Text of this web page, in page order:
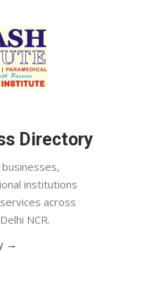
Directory
institutions
across
NCR.
→